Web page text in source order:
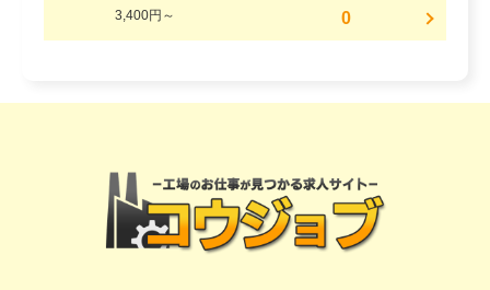
3,400円～ 0